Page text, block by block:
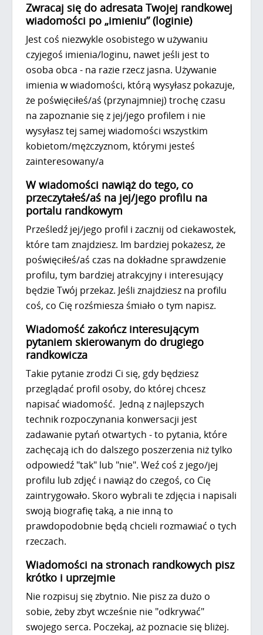
Zwracaj się do adresata Twojej randkowej
wiadomości po „imieniu” (loginie)
Jest coś niezwykle osobistego w używaniu
czyjegoś imienia/loginu, nawet jeśli jest to
osoba obca - na razie rzecz jasna. Używanie
imienia w wiadomości, którą wysyłasz pokazuje,
że poświęciłeś/aś (przynajmniej) trochę czasu
na zapoznanie się z jej/jego profilem i nie
wysyłasz tej samej wiadomości wszystkim
kobietom/mężczyznom, którymi jesteś
zainteresowany/a
W wiadomości nawiąż do tego, co
przeczytałeś/aś na jej/jego profilu na
portalu randkowym
Prześledź jej/jego profil i zacznij od ciekawostek,
które tam znajdziesz. Im bardziej pokażesz, że
poświęciłeś/aś czas na dokładne sprawdzenie
profilu, tym bardziej atrakcyjny i interesujący
będzie Twój przekaz. Jeśli znajdziesz na profilu
coś, co Cię rozśmiesza śmiało o tym napisz.
Wiadomość zakończ interesującym
pytaniem skierowanym do drugiego
randkowicza
Takie pytanie zrodzi Ci się, gdy będziesz
przeglądać profil osoby, do której chcesz
napisać wiadomość. Jedną z najlepszych
technik rozpoczynania konwersacji jest
zadawanie pytań otwartych - to pytania, które
zachęcają ich do dalszego poszerzenia niż tylko
odpowiedź "tak" lub "nie". Weź coś z jego/jej
profilu lub zdjęć i nawiąż do czegoś, co Cię
zaintrygowało. Skoro wybrali te zdjęcia i napisali
swoją biografię taką, a nie inną to
prawdopodobnie będą chcieli rozmawiać o tych
rzeczach.
Wiadomości na stronach randkowych pisz
krótko i uprzejmie
Nie rozpisuj się zbytnio. Nie pisz za dużo o
sobie, żeby zbyt wcześnie nie "odkrywać"
swojego serca. Poczekaj, aż poznacie się bliżej.